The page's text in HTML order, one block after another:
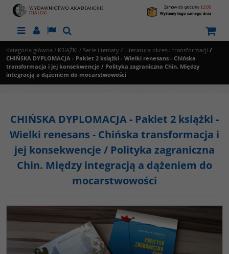
MenuPanelLangSzukaj
Kategoria główna / KSIĄŻKI / Serie i tematy / Literatura okresu transformacji /
CHIŃSKA DYPLOMACJA - Pakiet 2 książki - Wielki renesans - Chińska
transformacja i jej konsekwencje / Polityka zagraniczna Chin. Między
integracją a dążeniem do mocarstwowości
CHIŃSKA DYPLOMACJA - Pakiet 2 książki -
Wielki renesans - Chińska transformacja i
jej konsekwencje / Polityka zagraniczna
Chin. Między integracją a dążeniem do
mocarstwowości